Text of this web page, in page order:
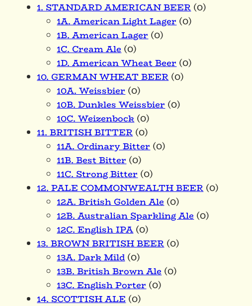
1. STANDARD AMERICAN BEER(0)
1A. American Light Lager(0)
1B. American Lager(0)
1C. Cream Ale(0)
1D. American Wheat Beer(0)
10. GERMAN WHEAT BEER(0)
10A. Weissbier(0)
10B. Dunkles Weissbier(0)
10C. Weizenbock(0)
11. BRITISH BITTER(0)
11A. Ordinary Bitter(0)
11B. Best Bitter(0)
11C. Strong Bitter(0)
12. PALE COMMONWEALTH BEER(0)
12A. British Golden Ale(0)
12B. Australian Sparkling Ale(0)
12C. English IPA(0)
13. BROWN BRITISH BEER(0)
13A. Dark Mild(0)
13B. British Brown Ale(0)
13C. English Porter(0)
14. SCOTTISH ALE(0)